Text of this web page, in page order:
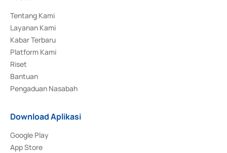
Tentang Kami
Layanan Kami
Kabar Terbaru
Platform Kami
Riset
Bantuan
Pengaduan Nasabah
Download Aplikasi
Google Play
App Store